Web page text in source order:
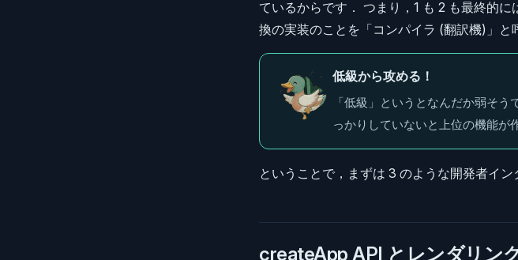
ているからです． つまり，1 も 2 も最終的
換の実装のことを「コンパイラ (翻訳機)」と
低級から攻める！
「低級」というとなんだか弱そ
っかりしていないと上位の機能が
ということで，まずは 3 のような開発者イ
createApp API とレンダリン